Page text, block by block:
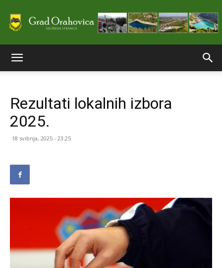
stranice
Rezultati lokalnih izbora
2025.
18 svibnja, 2025 - 23:25